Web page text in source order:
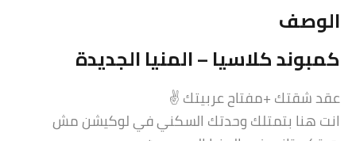
الوصف
كمبوند كلاسيا – المنيا الجديدة
عقد شقتك +مفتاح عربيتك ✌
انت هنا بتمتلك وحدتك السكني في لوكيشن مش